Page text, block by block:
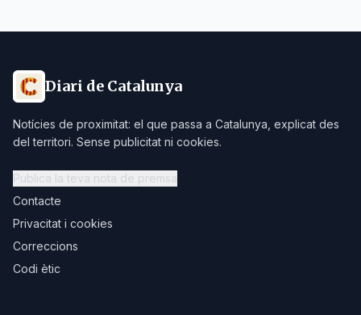
Diari de Catalunya
Notícies de proximitat: el que passa a Catalunya, explicat des
del territori. Sense publicitat ni cookies.
Publica la teva nota de premsa
Contacte
Privacitat i cookies
Correccions
Codi ètic